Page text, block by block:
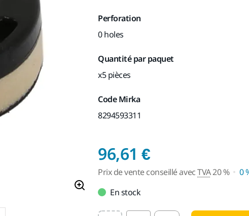
Perforation
0 holes
Quantité par paquet
x5 pièces
Code Mirka
8294593311
96,61 €Prix de
Prix de vente conseillé avecTVA20 %
0
En stock